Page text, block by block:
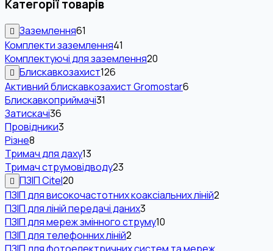
Категорії товарів
Заземлення61
Комплекти заземлення41
Комплектуючі для заземлення20
Блискавкозахист126
Активний блискавкозахист Gromostar6
Блискавкоприймачі31
Затискачі36
Провідники3
Різне8
Тримач для даху13
Тримач струмовідводу23
ПЗІП Citel20
ПЗІП для високочастотних коаксіальних ліній2
ПЗІП для ліній передачі даних3
ПЗІП для мереж змінного струму10
ПЗІП для телефонних ліній2